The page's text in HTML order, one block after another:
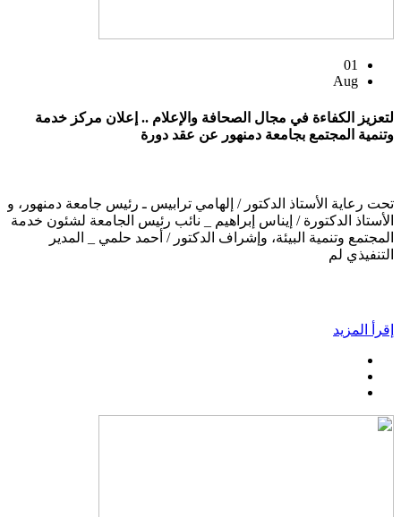
01
Aug
لتعزيز الكفاءة في مجال الصحافة والإعلام .. إعلان مركز خدمة
وتنمية المجتمع بجامعة دمنهور عن عقد دورة
تحت رعاية الأستاذ الدكتور / إلهامي ترابيس ـ رئيس جامعة دمنهور، و
الأستاذ الدكتورة / إيناس إبراهيم _ نائب رئيس الجامعة لشئون خدمة
المجتمع وتنمية البيئة، وإشراف الدكتور / أحمد حلمي _ المدير
التنفيذي لم
إقرأ المزيد